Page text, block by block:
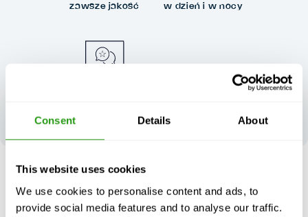
Consent Details About
This website uses cookies
We use cookies to personalise content and ads, to
provide social media features and to analyse our traffic.
BEZ RYZYKA
Bezpłatne anulowanie do 24 godzin wcześniej anulowanie, bez
przedpłaty wymagane.
zawsze jakość
w dzień i w nocy
doskonałość